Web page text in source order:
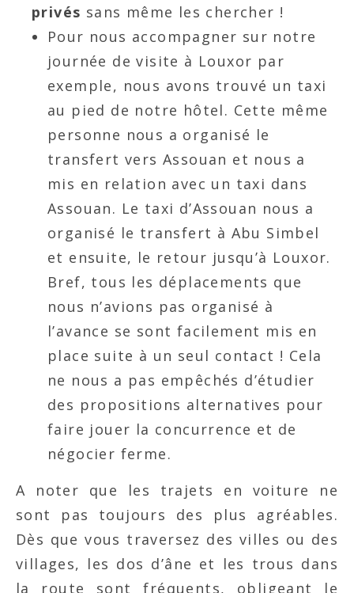
privés sans même les chercher !
Pour nous accompagner sur notre
journée de visite à Louxor par
exemple, nous avons trouvé un taxi
au pied de notre hôtel. Cette même
personne nous a organisé le
transfert vers Assouan et nous a
mis en relation avec un taxi dans
Assouan. Le taxi d’Assouan nous a
organisé le transfert à Abu Simbel
et ensuite, le retour jusqu’à Louxor.
Bref, tous les déplacements que
nous n’avions pas organisé à
l’avance se sont facilement mis en
place suite à un seul contact ! Cela
ne nous a pas empêchés d’étudier
des propositions alternatives pour
faire jouer la concurrence et de
négocier ferme.
A noter que les trajets en voiture ne
sont pas toujours des plus agréables.
Dès que vous traversez des villes ou des
villages, les dos d’âne et les trous dans
la route sont fréquents, obligeant le